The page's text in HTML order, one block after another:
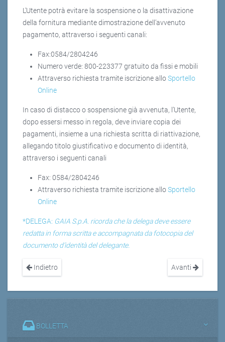
L’Utente potrà evitare la sospensione o la disattivazione
della fornitura mediante dimostrazione dell’avvenuto
pagamento, attraverso i seguenti canali:
Fax:0584/2804246
Numero verde: 800-223377 gratuito da fissi e mobili
Attraverso richiesta tramite iscrizione alloSportello
Online
In caso di distacco o sospensione già avvenuta, l’Utente,
dopo essersi messo in regola, deve inviare copia dei
pagamenti, insieme a una richiesta scritta di riattivazione,
allegando titolo giustificativo e documento di identità,
attraverso i seguenti canali
Fax: 0584/2804246
Attraverso richiesta tramite iscrizione alloSportello
Online
*DELEGA: GAIA S.p.A. ricorda che la delega deve essere
redatta in forma scritta e accompagnata da fotocopia del
documento d’identità del delegante.
Indietro Avanti
BOLLETTA